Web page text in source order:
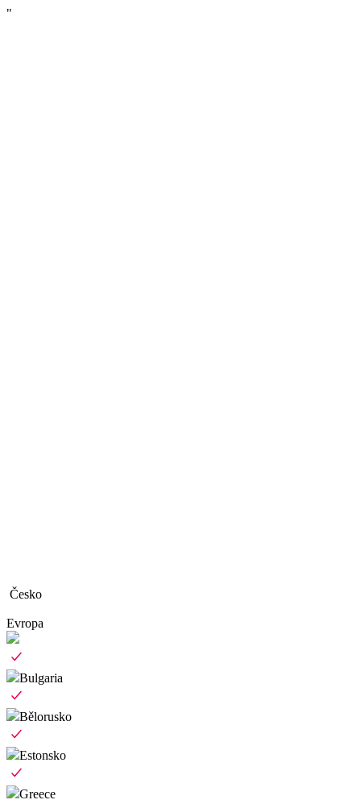
"
Česko
Evropa
Bulgaria
Bělorusko
Estonsko
Greece